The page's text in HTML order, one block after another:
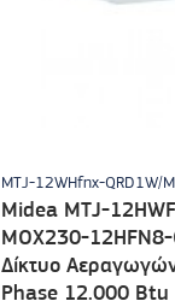
MTJ-12WHfnx-QRD1W/
Midea MTJ-
MOX230-12HFN8-
Δίκτυο
Phase 12.000 Βtu